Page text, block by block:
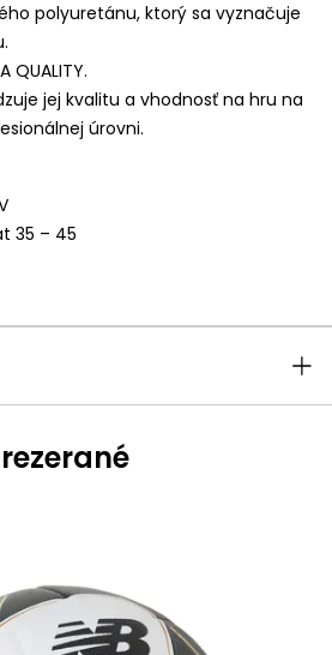
polyuretánu, ktorý sa vyznačuje
QUALITY.
jej kvalitu a vhodnosť na hru na
úrovni.
35 – 45